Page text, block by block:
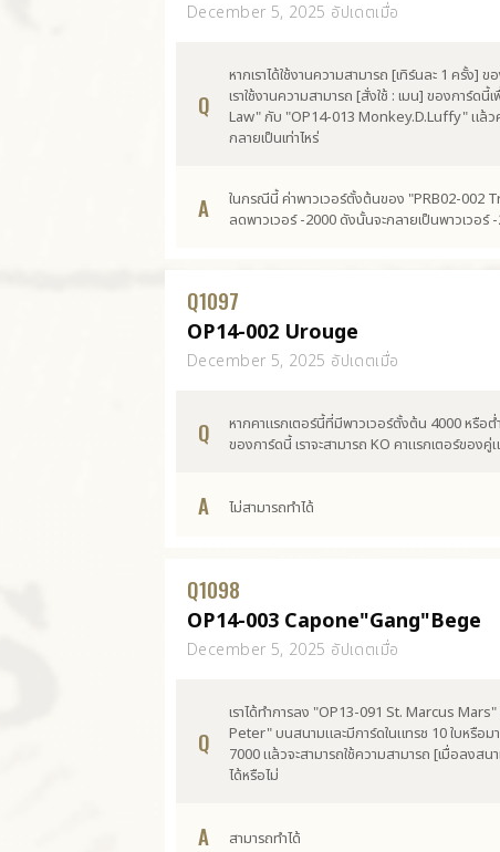
December 5, 2025 อัปเดตเมื่อ
Q
หากเราได้ใช้งานความสามารถ [เทิร์นละ 1 ครั้ง
เราใช้งานความสามารถ [สั่งใช้ : เมน] ของการ์
Law" กับ "OP14-013 Monkey.D.Luffy" แล้ว
กลายเป็นเท่าไหร่
A
ในกรณีนี้ ค่าพาวเวอร์ตั้งต้นของ "PRB02-002
ลดพาวเวอร์ -2000 ดังนั้นจะกลายเป็นพาวเวอร์
Q1097
OP14-002 Urouge
December 5, 2025 อัปเดตเมื่อ
Q
หากคาแรกเตอร์นี้ที่มีพาวเวอร์ตั้งต้น 4000 หรือต่
ของการ์ดนี้ เราจะสามารถ KO คาแรกเตอร์ของ
A ไม่สามารถทำได้
Q1098
OP14-003 Capone"Gang"Bege
December 5, 2025 อัปเดตเมื่อ
Q
เราได้ทำการลง "OP13-091 St. Marcus
Peter" บนสนามและมีการ์ดในแทรช 10 ใบหรือ
7000 แล้วจะสามารถใช้ความสามารถ [เมื่อลงส
ได้หรือไม่
A สามารถทำได้